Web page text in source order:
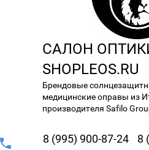
САЛОН
SHOPLEOS.RU
Брендовые
медицинские оправы из
производителя Safilo
8 (995) 900-87-24 8